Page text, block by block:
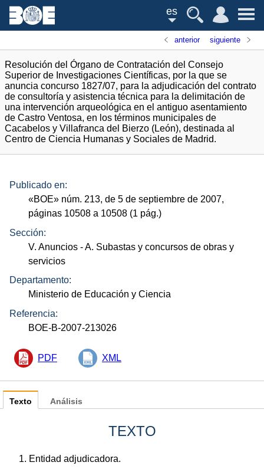
es
anterior siguiente
Resolución del Órgano de Contratación del Consejo
Superior de Investigaciones Científicas, por la que se
anuncia concurso 1827/07, para la adjudicación del contrato
de consultoría y asistencia técnica para la delimitación de
una intervención arqueológica en el antiguo asentamiento
de Castro Ventosa, en los términos municipales de
Cacabelos y Villafranca del Bierzo (León), destinada al
Centro de Ciencia Humanas y Sociales de Madrid.
Publicado en:
«BOE» núm. 213, de 5 de septiembre de 2007,
páginas 10508 a 10508 (1 pág.)
Sección:
V. Anuncios - A. Subastas y concursos de obras y
servicios
Departamento:
Ministerio de Educación y Ciencia
Referencia:
BOE-B-2007-213026
PDF XML
Texto
TEXTO
1. Entidad adjudicadora.
Análisis